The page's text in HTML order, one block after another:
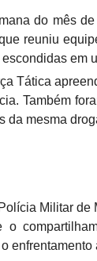
do mês
reuniu
em
Tática
Também
da mesma
Militar
o
enfrentamento